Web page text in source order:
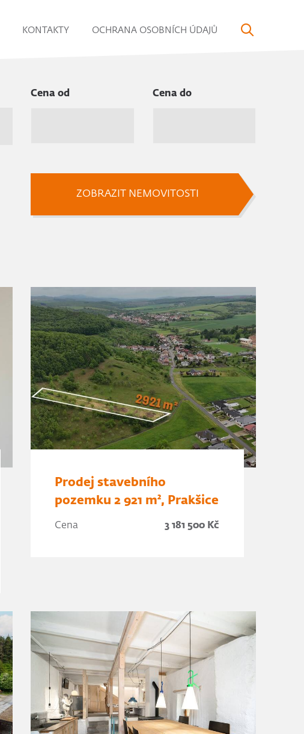
KONTAKTY OCHRANA OSOBNÍCH ÚDAJŮ
Cena od Cena do
ZOBRAZIT NEMOVITOSTI
Prodej stavebního
pozemku 2 921 m², Prakšice
Cena 3 181 500 Kč